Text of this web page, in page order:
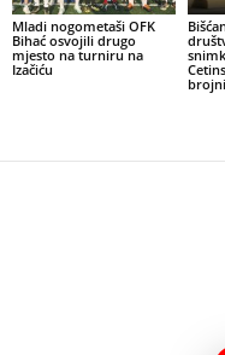
Mladi nogometaši OFK
Bihać osvojili drugo
mjesto na turniru na
Izačiću